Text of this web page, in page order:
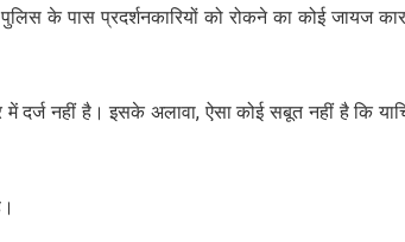
के पास प्रदर्शनकारियों को रोकने का कोई जायज
दर्ज नहीं है। इसके अलावा, ऐसा कोई सबूत नहीं है कि